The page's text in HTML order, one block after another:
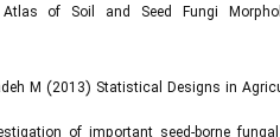
of Soil and Seed Fungi
M (2013) Statistical Designs in